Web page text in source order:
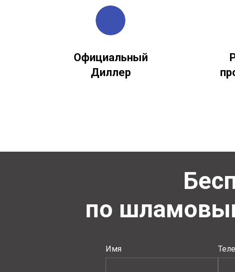
Официальный
Диллер
по
Имя